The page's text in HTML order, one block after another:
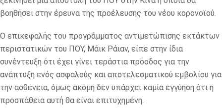
βοηθήσει στην έρευνα της προέλευσης του νέου κορονοϊού.
Ο επικεφαλής του προγράμματος αντιμετώπισης εκτάκτων
περιστατικών του ΠΟΥ, Μάικ Ράιαν, είπε στην ίδια
συνέντευξη ότι έχει γίνει τεράστια πρόοδος για την
ανάπτυξη ενός ασφαλούς και αποτελεσματικού εμβολίου για
την ασθένεια, όμως ακόμη δεν υπάρχει καμία εγγύηση ότι η
προσπάθεια αυτή θα είναι επιτυχημένη.